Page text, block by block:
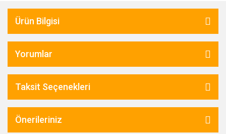
Ürün Bilgisi
Yorumlar
Taksit Seçenekleri
Önerileriniz